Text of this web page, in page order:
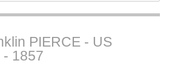
PIERCE - US
1857